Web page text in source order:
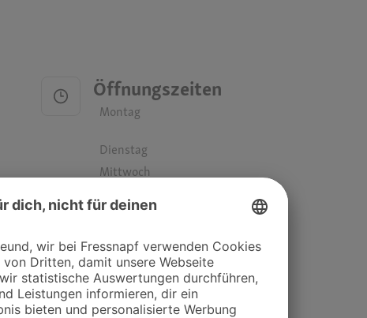
Öffnungszeiten
Montag
Dienstag
Mittwoch
Donnerstag
Freitag
Samstag
Sonntag